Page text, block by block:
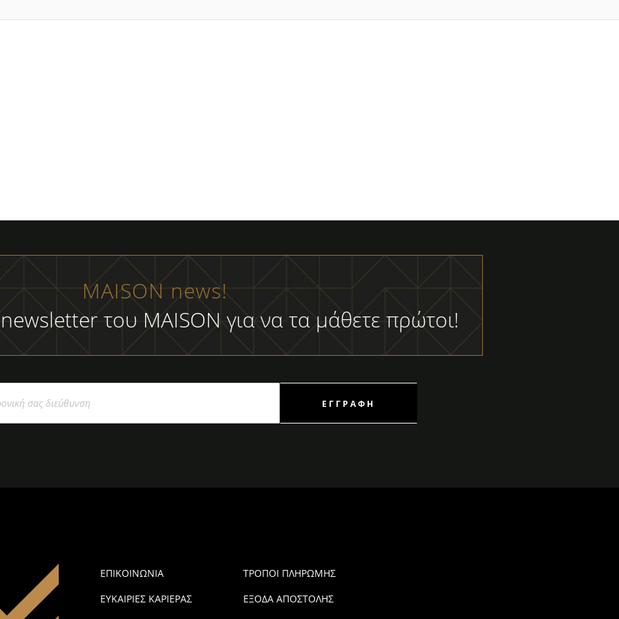
MAISON news!
του MAISON για να τα μάθετε πρώτοι!
ΕΓΓΡΑΦΉ
ΕΠΙΚΟΙΝΩΝΙΑ
ΕΥΚΑΙΡΙΕΣ ΚΑΡΙΕΡΑΣ
ΤΡΟΠΟΙ ΠΛΗΡΩΜΗΣ
ΕΞΟΔΑ ΑΠΟΣΤΟΛΗΣ